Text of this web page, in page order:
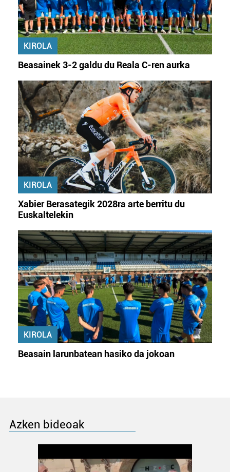
KIROLA
Beasainek 3-2 galdu du Reala C-ren aurka
KIROLA
Xabier Berasategik 2028ra arte berritu du
Euskaltelekin
KIROLA
Beasain larunbatean hasiko da jokoan
Azken bideoak